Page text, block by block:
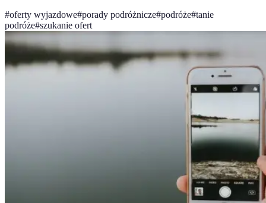
#oferty wyjazdowe#porady podróżnicze#podróże#tanie
podróże#szukanie ofert